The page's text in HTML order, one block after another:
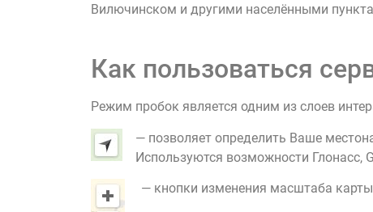
Вилючинском и другими населёнными
Как пользоваться
Режим пробок является одним из слоев
— позволяет определить Ваше
Используются возможности Глонасс,
— кнопки изменения масштаба